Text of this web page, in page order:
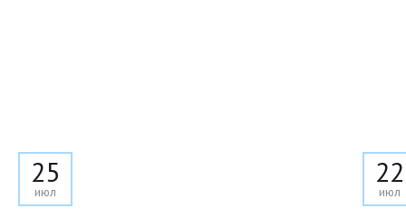
25
июл
22
июл